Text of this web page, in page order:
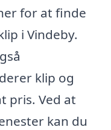
for at finde
i Vindeby.
klip og
pris. Ved at
kan du